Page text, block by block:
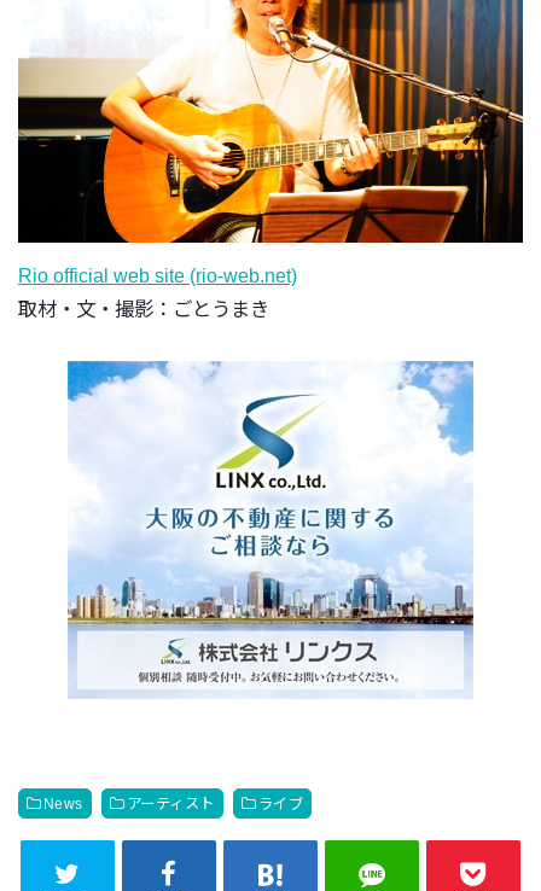
Rio official web site (rio-web.net)
取材・文・撮影：ごとうまき
News アーティスト ライブ